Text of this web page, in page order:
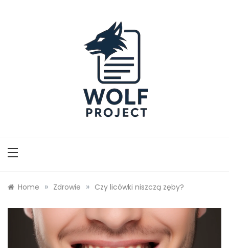
Home » Zdrowie » Czy licówki niszczą zęby?